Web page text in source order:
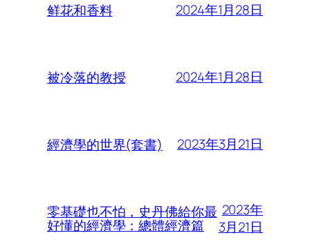
鲜花和香料 2024年1月28日
被冷落的教授 2024年1月28日
經濟學的世界(套書) 2023年3月21日
零基礎也不怕，史丹佛給你最
好懂的經濟學：總體經濟篇
2023年
3月21日